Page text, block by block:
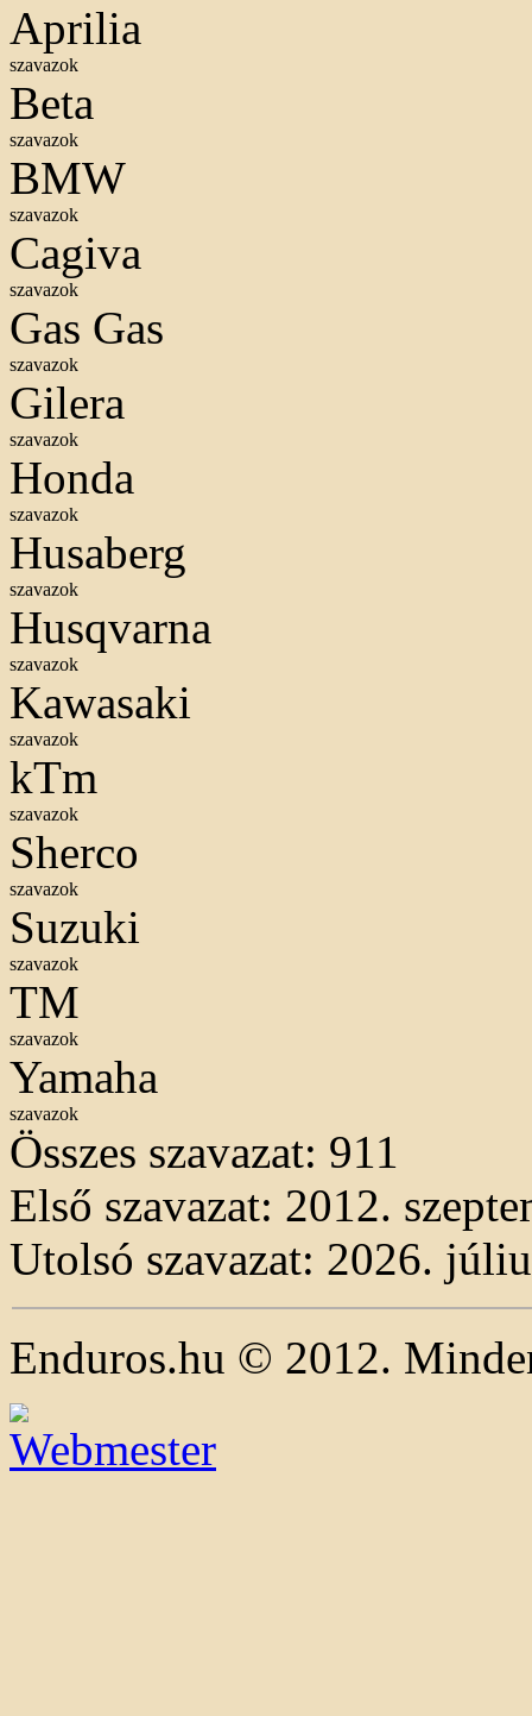
Aprilia
szavazok
Beta
szavazok
BMW
szavazok
Cagiva
szavazok
Gas Gas
szavazok
Gilera
szavazok
Honda
szavazok
Husaberg
szavazok
Husqvarna
szavazok
Kawasaki
szavazok
kTm
szavazok
Sherco
szavazok
Suzuki
szavazok
TM
szavazok
Yamaha
szavazok
Összes szavazat: 911
Első szavazat: 2012.
Utolsó szavazat: 2026.
Enduros.hu © 2012.